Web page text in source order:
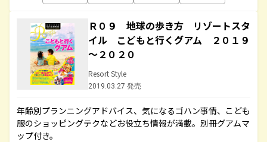
Ｒ０９ 地球の歩き方 リゾートスタ
イル こどもと行くグアム ２０１９
～２０２０
Resort Style
2019.03.27 発売
年齢別プランニングアドバイス、気になるゴハン事情、こども
服のショッピングテクなどお役立ち情報が満載。別冊グアムマ
ップ付き。